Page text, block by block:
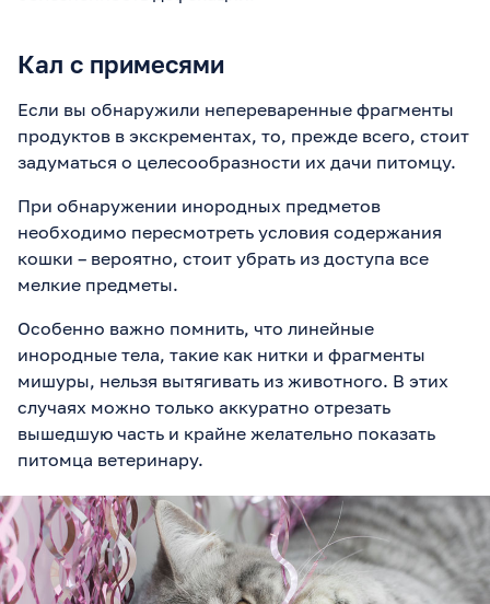
Кал с примесями
Если вы обнаружили непереваренные фрагменты
продуктов в экскрементах, то, прежде всего, стоит
задуматься о целесообразности их дачи питомцу.
При обнаружении инородных предметов
необходимо пересмотреть условия содержания
кошки – вероятно, стоит убрать из доступа все
мелкие предметы.
Особенно важно помнить, что линейные
инородные тела, такие как нитки и фрагменты
мишуры, нельзя вытягивать из животного. В этих
случаях можно только аккуратно отрезать
вышедшую часть и крайне желательно показать
питомца ветеринару.